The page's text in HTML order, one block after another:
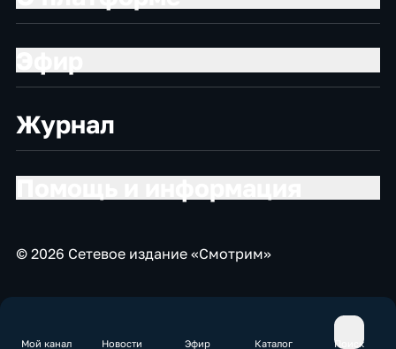
Мой канал Новости Эфир Каталог Поиск
Журнал
© 2026 Сетевое издание «Смотрим»